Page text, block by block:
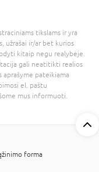
tikslams ir yra
užrašai ir/ar bet kurios
kitaip negu realybėje.
gali neatitikti realios
aprašyme pateikiama
el. paštu
mus informuoti.
forma